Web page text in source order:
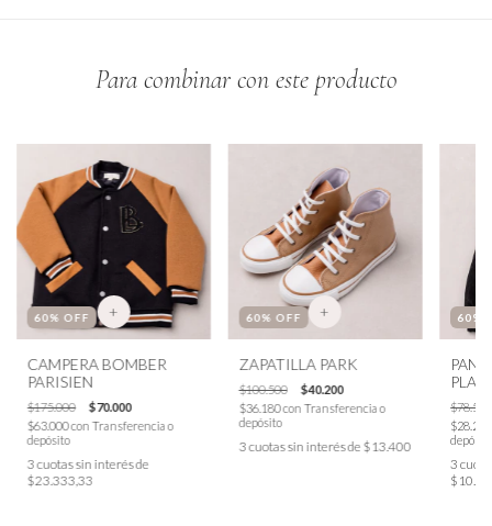
Para combinar con este producto
60% OFF +
CAMPERA BOMBER
PARISIEN
$175.000
$70.000
$63.000con Transferencia o
depósito
3cuotas sin interés de
$23.333,33
60% OFF +
ZAPATILLA PARK
$100.500
$40.200
$36.180con Transferencia o
depósito
3cuotas sin interés de $13.400
60%
$78.500
depósito
3